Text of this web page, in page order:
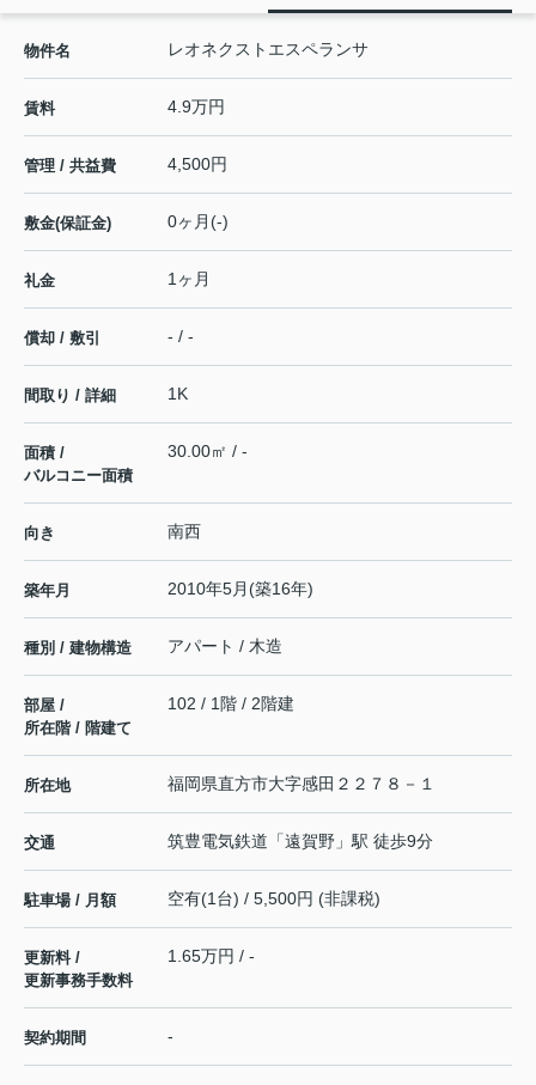
物件名 レオネクストエスペランサ
賃料 4.9万円
管理 / 共益費 4,500円
敷金(保証金) 0ヶ月(-)
礼金 1ヶ月
償却 / 敷引 - / -
間取り / 詳細 1K
面積 /
バルコニー面積
30.00㎡ / -
向き 南西
築年月 2010年5月(築16年)
種別 / 建物構造 アパート / 木造
部屋 /
所在階 / 階建て
102 / 1階 / 2階建
所在地 福岡県直方市大字感田 ２２７８－１
交通 筑豊電気鉄道 「遠賀野 」駅 徒歩9分
駐車場 / 月額 空有(1台) / 5,500円 (非課税)
更新料 /
更新事務手数料
1.65万円 / -
契約期間 -